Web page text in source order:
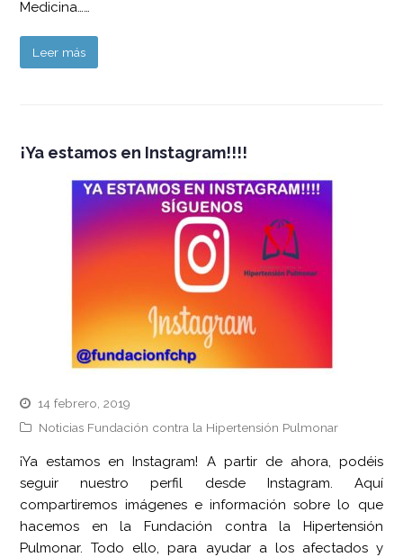
Medicina……
Leer más
¡Ya estamos en Instagram!!!!
14 febrero, 2019
Noticias Fundación contra la Hipertensión Pulmonar
¡Ya estamos en Instagram! A partir de ahora, podéis
seguir nuestro perfil desde Instagram. Aquí
compartiremos imágenes e información sobre lo que
hacemos en la Fundación contra la Hipertensión
Pulmonar. Todo ello, para ayudar a los afectados y